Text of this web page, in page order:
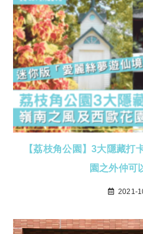
【荔枝角公園】3大隱藏打
園之外仲
2021-